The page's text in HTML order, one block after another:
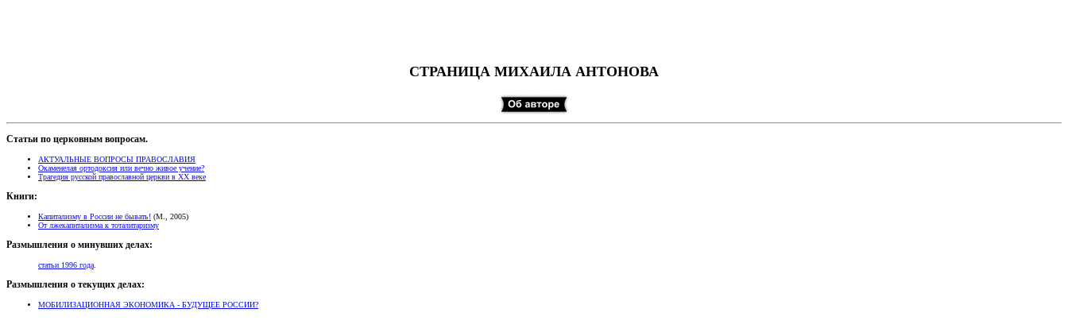
СТРАНИЦА МИХАИЛА АНТОНОВА
Статьи по церковным вопросам.
АКТУАЛЬНЫЕ ВОПРОСЫ ПРАВОСЛАВИЯ
Окаменелая ортодоксия или вечно живое учение?
Трагедия русской православной церкви в XX веке
Книги:
Капитализму в России не бывать! (М., 2005)
От лжекапитализма к тоталитаризму
Размышления о минувших делах:
статьи 1996 года
Размышления о текущих делах:
МОБИЛИЗАЦИОННАЯ ЭКОНОМИКА - БУДУЩЕЕ РОССИИ?